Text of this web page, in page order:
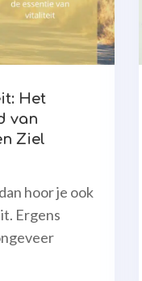
Het
van
Ziel
hoor je ook
Ergens